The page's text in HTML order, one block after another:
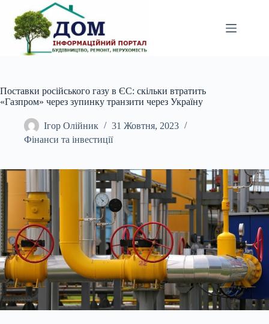
вмісту
Поставки російського газу в ЄС: скільки втратить
«Газпром» через зупинку транзити через Україну
Ігор Олійник
31 Жовтня, 2023
Фінанси та інвестиції